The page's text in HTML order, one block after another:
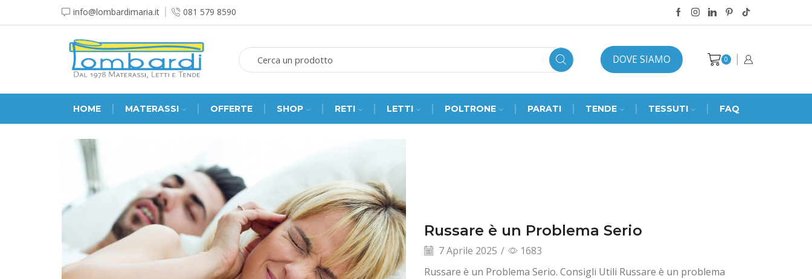
info@lombardimaria.it 081 579 8590
DOVE SIAMO 0
HOME MATERASSI OFFERTE SHOP RETI LETTI POLTRONE PARATI TENDE TESSUTI FAQ
Russare è un Problema Serio
7 Aprile 2025 /
1683
Russare è un Problema Serio. Consigli Utili Russare è un problema